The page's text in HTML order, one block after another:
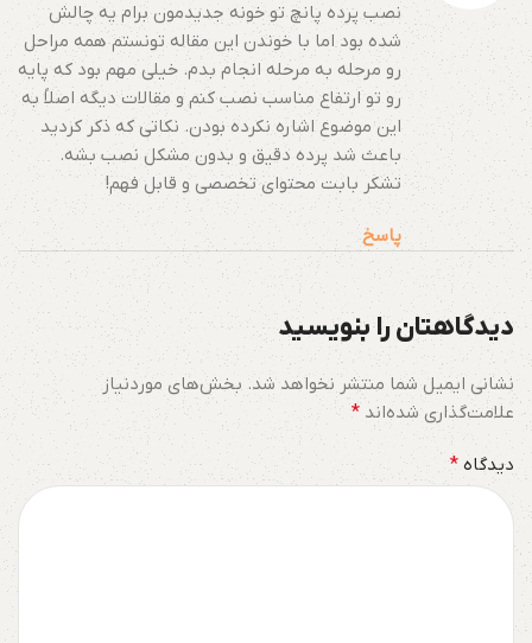
نصب پرده پانچ تو خونه جدیدمون برام یه چالش
شده بود اما با خوندن این مقاله تونستم همه مراحل
رو مرحله به مرحله انجام بدم. خیلی مهم بود که پایه
رو تو ارتفاع مناسب نصب کنم و مقالات دیگه اصلاً به
این موضوع اشاره نکرده بودن. نکاتی که ذکر کردید
باعث شد پرده دقیق و بدون مشکل نصب بشه.
تشکر بابت محتوای تخصصی و قابل فهم!
پاسخ
دیدگاهتان را بنویسید
نشانی ایمیل شما منتشر نخواهد شد. بخش‌های موردنیاز
علامت‌گذاری شده‌اند *
دیدگاه *